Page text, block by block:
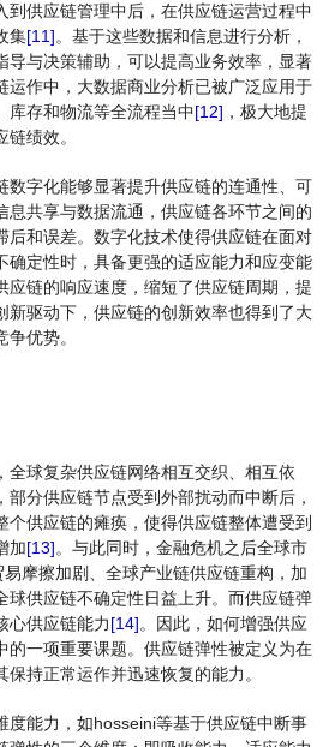
到供应链管理中后，在供应链运营过程中
集[11]。基于这些数据和信息进行分析，
导与决策辅助，可以提高业务效率，显著
运作中，大数据商业分析已被广泛应用于
库存和物流等全流程当中[12] ，极大地提
绩效。
数字化能够显著提升供应链的连通性、可
息共享与数据流通，供应链各环节之间的
后和误差。数字化技术使得供应链在面对
确定性时，具备更强的适应能力和应变能
应链的响应速度，缩短了供应链周期，提
新驱动下，供应链的创新效率也得到了大
优势。
全球复杂供应链网络相互交织、相互依
分供应链节点受到外部扰动而中断后，
个供应链的瘫痪，使得供应链整体遭受到
加[13]。与此同时，金融危机之后全球市
易摩擦加剧、全球产业链供应链重构，加
球供应链不确定性日益上升。而供应链弹
心供应链能力[14]。因此，如何增强供应
的一项重要课题。供应链弹性被定义为在
持正常运作并迅速恢复的能力。
度能力，如hosseini等基于供应链中断事